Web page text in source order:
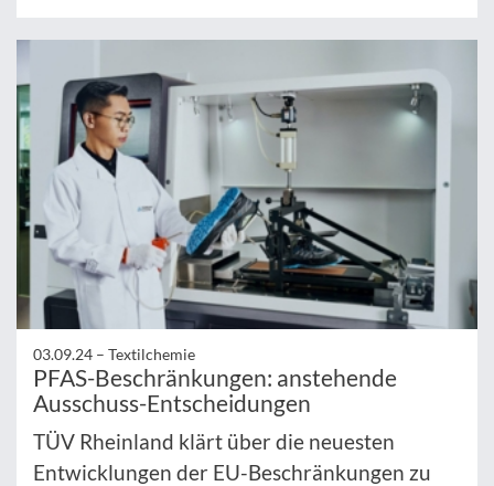
03.09.24 – Textilchemie
PFAS-Beschränkungen: anstehende
Ausschuss-Entscheidungen
TÜV Rheinland klärt über die neuesten
Entwicklungen der EU-Beschränkungen zu